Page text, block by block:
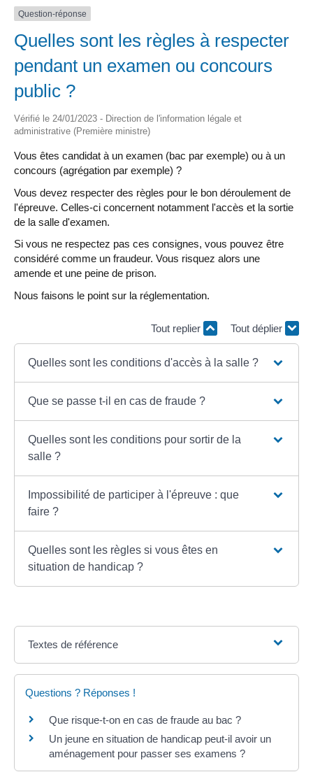
Question-réponse
Quelles sont les règles à respecter
pendant un examen ou concours
public ?
Vérifié le 24/01/2023 - Direction de l'information légale et
administrative (Première ministre)
Vous êtes candidat à un examen (bac par exemple) ou à un
concours (agrégation par exemple) ?
Vous devez respecter des règles pour le bon déroulement de
l'épreuve. Celles-ci concernent notamment l'accès et la sortie
de la salle d'examen.
Si vous ne respectez pas ces consignes, vous pouvez être
considéré comme un fraudeur. Vous risquez alors une
amende et une peine de prison.
Nous faisons le point sur la réglementation.
Tout replier Tout déplier
Quelles sont les conditions d'accès à la salle ?
Que se passe t-il en cas de fraude ?
Quelles sont les conditions pour sortir de la
salle ?
Impossibilité de participer à l'épreuve : que
faire ?
Quelles sont les règles si vous êtes en
situation de handicap ?
Textes de référence
Questions ? Réponses !
Que risque-t-on en cas de fraude au bac ?
Un jeune en situation de handicap peut-il avoir un
aménagement pour passer ses examens ?